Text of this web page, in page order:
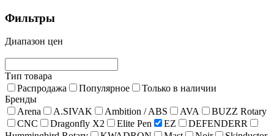
Фильтры
Диапазон цен
Тип товара
Распродажа
Популярное
Только в наличии
Бренды
Arena
A.SIVAK Ambition / ABS AVA
BUZZ Rotary
CNC
Dragonfly X2 Elite Pen EZ
DEFENDERR